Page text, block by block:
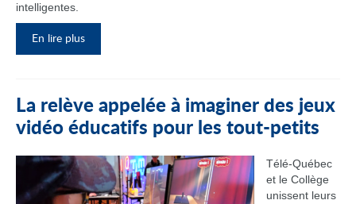
intelligentes.
En lire plus
La relève appelée à imaginer des jeux
vidéo éducatifs pour les tout-petits
Télé-Québec
et le Collège
unissent leurs